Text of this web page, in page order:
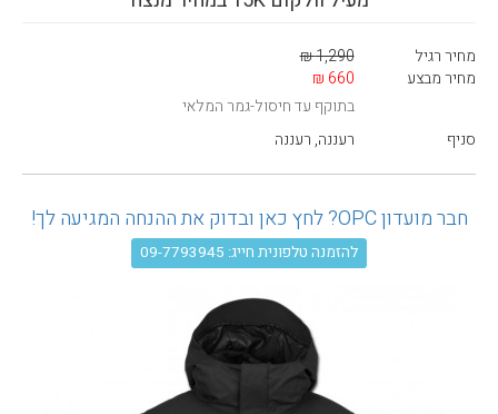
טיפולים ושירות
TeamOPC
עגלת קניות
מחיר רגיל
1,290 ₪
מחיר מבצע
660 ₪
בתוקף עד חיסול-גמר המלאי
סניף
רעננה, רעננה
חבר מועדון OPC? לחץ כאן ובדוק את ההנחה המגיעה לך!
להזמנה טלפונית חייג: 09-7793945